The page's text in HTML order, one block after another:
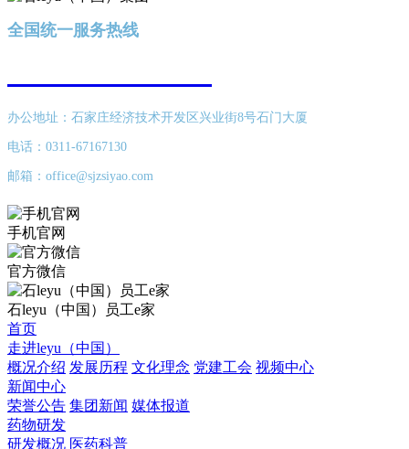
全国统一服务热线
办公地址：石家庄经济技术开发区兴业街8号石门大厦
电话：0311-67167130
邮箱：office@sjzsiyao.com
手机官网
官方微信
石leyu（中国）员工e家
首页
走进leyu（中国）
概况介绍 发展历程 文化理念 党建工会 视频中心
新闻中心
荣誉公告 集团新闻 媒体报道
药物研发
研发概况 医药科普